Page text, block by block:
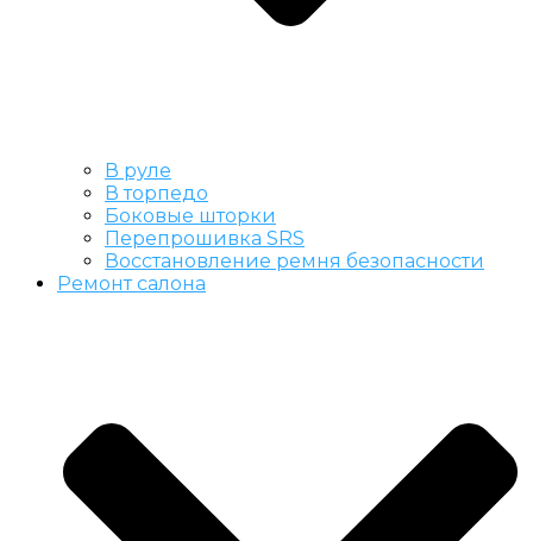
В руле
В торпедо
Боковые шторки
Перепрошивка SRS
Восстановление ремня безопасности
Ремонт салона